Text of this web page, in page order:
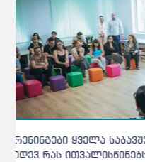
ქარელის საბავშვო
უხარისხო აღმოჩნდა